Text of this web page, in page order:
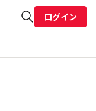
ログイン